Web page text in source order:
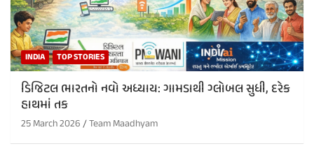
INDIA TOP STORIES
ડિજિટલ ભારતનો નવો અધ્યાય: ગામડાથી ગ્લોબલ સુધી, દરેક
હાથમાં તક
25 March 2026 Team Maadhyam